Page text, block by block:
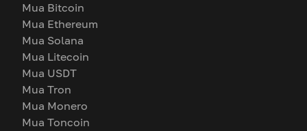
Mua Bitcoin
Mua Ethereum
Mua Solana
Mua Litecoin
Mua USDT
Mua Tron
Mua Monero
Mua Toncoin